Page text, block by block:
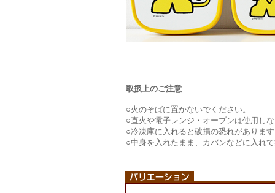
取扱上のご注意
○火のそばに置かないでください。
○直火や電子レンジ・オーブンは使用し
○冷凍庫に入れると破損の恐れがありま
○中身を入れたまま、カバンなどに入れ